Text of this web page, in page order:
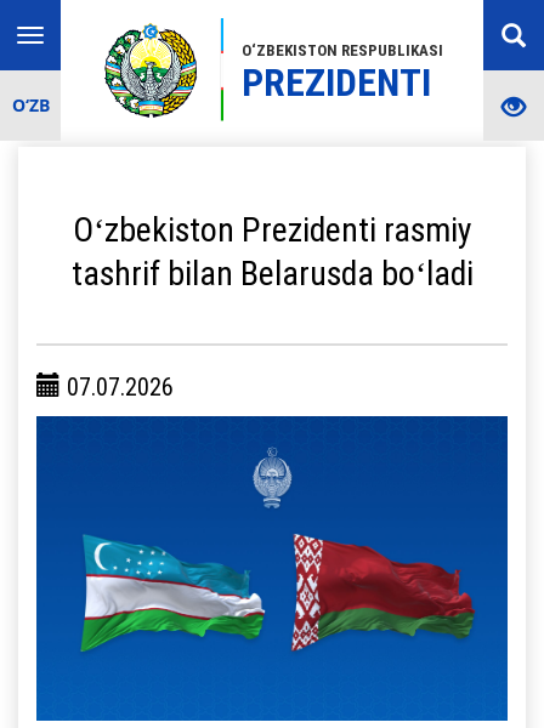
O‘ZBEKISTON RESPUBLIKASI
PREZIDENTI
Toggle
navigation
O‘ZB
Oʻzbekiston Prezidenti rasmiy
tashrif bilan Belarusda boʻladi
07.07.2026